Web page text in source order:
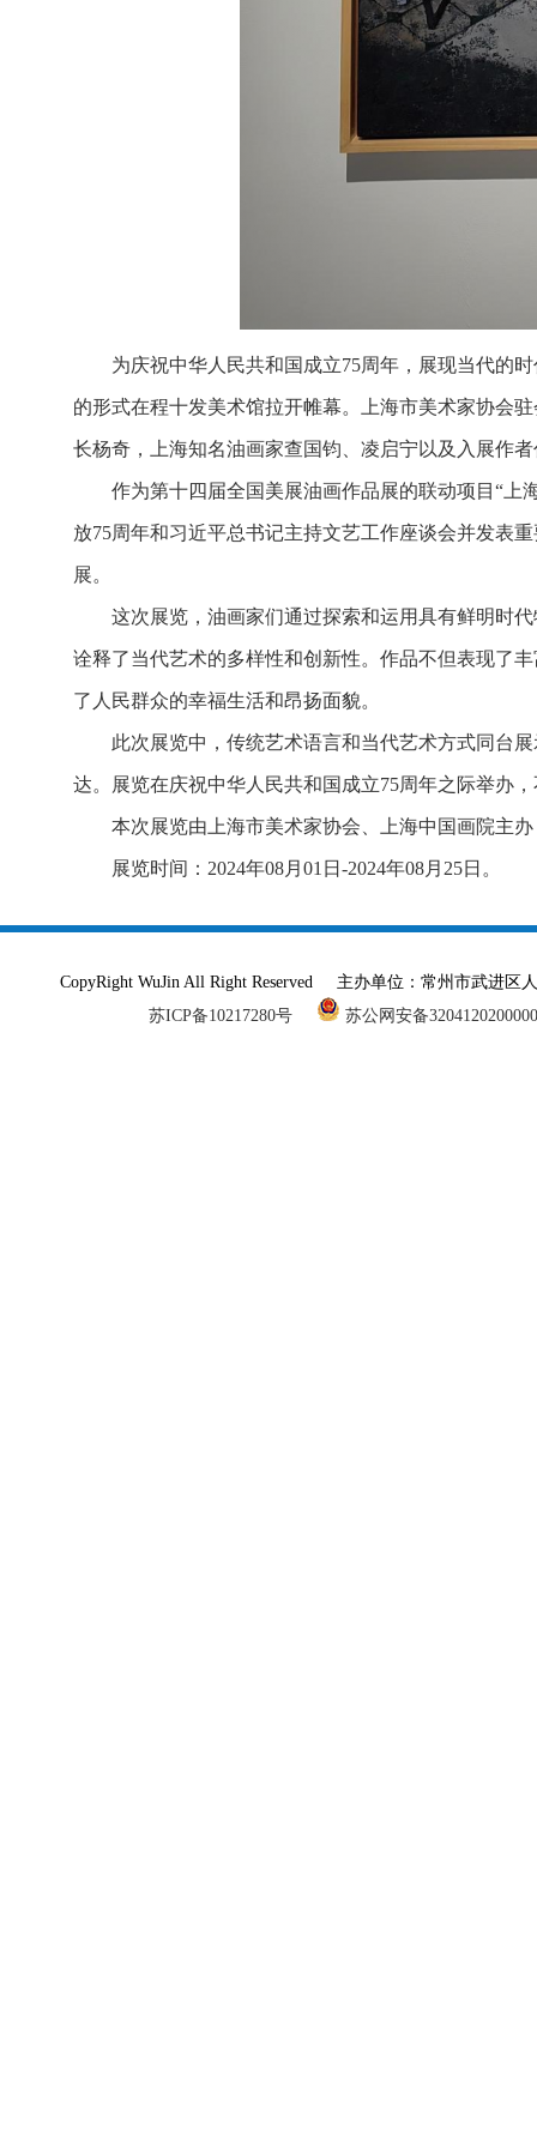
为庆祝中华人民共和国成立75周年，展现当代的
的形式在程十发美术馆拉开帷幕。上海市美术家协会
长杨奇，上海知名油画家查国钧、凌启宁以及入展作
作为第十四届全国美展油画作品展的联动项目“上
放75周年和习近平总书记主持文艺工作座谈会并发表
展。
这次展览，油画家们通过探索和运用具有鲜明时
诠释了当代艺术的多样性和创新性。作品不但表现了
了人民群众的幸福生活和昂扬面貌。
此次展览中，传统艺术语言和当代艺术方式同台
达。展览在庆祝中华人民共和国成立75周年之际举办
本次展览由上海市美术家协会、上海中国画院主
展览时间：2024年08月01日-2024年08月25日。
CopyRight WuJin All Right Reserved 主办单位：常州市武进
苏ICP备10217280号
苏公网安备